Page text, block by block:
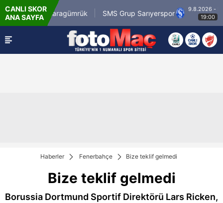
CANLI SKOR
ANA SAYFAKaragümrük SMS Grup Sarıyerspor
9.8.2026 - Paz
19:00
Haberler Fenerbahçe Bize teklif gelmedi
Bize teklif gelmedi
Borussia Dortmund Sportif Direktörü Lars Ricken,